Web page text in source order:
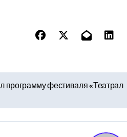
программу фестиваля «Театрал